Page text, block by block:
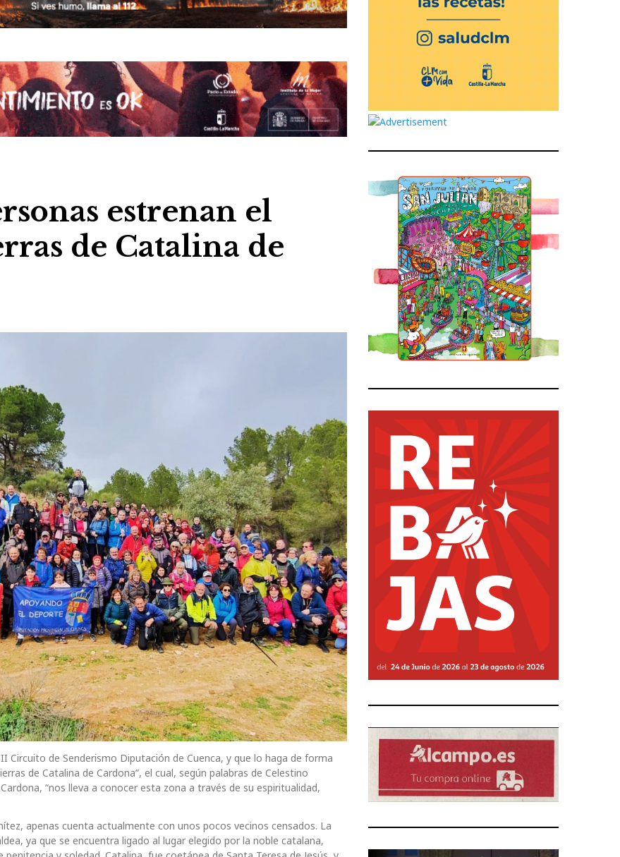
estrenan el
de Catalina de
Circuito de Senderismo Diputación de Cuenca, y que lo haga de forma
de Catalina de Cardona”, el cual, según palabras de Celestino
“nos lleva a conocer esta zona a través de su espiritualidad,
apenas cuenta actualmente con unos pocos vecinos censados. La
ya que se encuentra ligado al lugar elegido por la noble catalana,